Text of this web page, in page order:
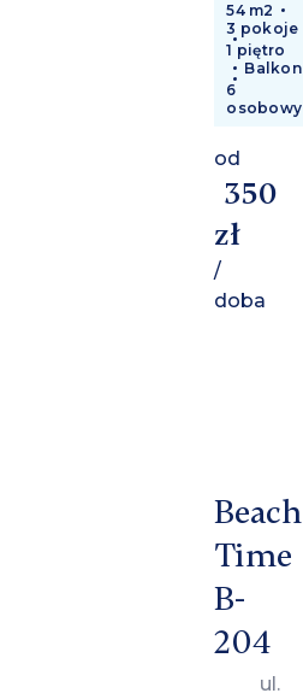
54 m2
3 pokoje
1 piętro
Balkon
6
osobowy
od
350
zł
/
doba
Beach
Time
B-
204
ul.